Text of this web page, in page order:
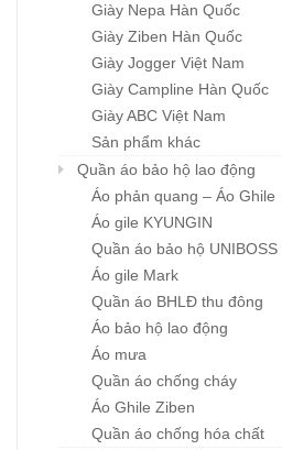
Giày Nepa Hàn Quốc
Giày Ziben Hàn Quốc
Giày Jogger Việt Nam
Giày Campline Hàn Quốc
Giày ABC Việt Nam
Sản phẩm khác
Quần áo bảo hộ lao động
Áo phản quang – Áo Ghile
Áo gile KYUNGIN
Quần áo bảo hộ UNIBOSS
Áo gile Mark
Quần áo BHLĐ thu đông
Áo bảo hộ lao động
Áo mưa
Quần áo chống cháy
Áo Ghile Ziben
Quần áo chống hóa chất